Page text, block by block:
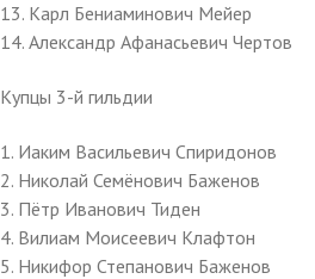
13. Карл Бениаминович Мейер
14. Александр Афанасьевич Чертов
Купцы 3-й гильдии
1. Иаким Васильевич Спиридонов
2. Николай Семёнович Баженов
3. Пётр Иванович Тиден
4. Вилиам Моисеевич Клафтон
5. Никифор Степанович Баженов